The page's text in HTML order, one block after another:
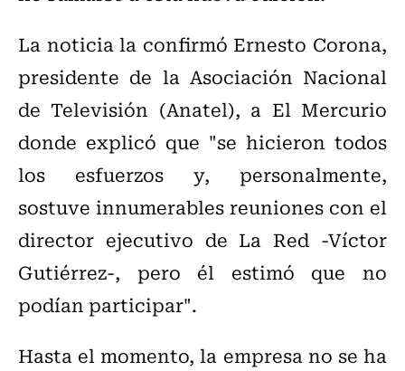
La noticia la confirmó Ernesto Corona,
presidente de la Asociación Nacional
de Televisión (Anatel), a El Mercurio
donde explicó que "se hicieron todos
los esfuerzos y, personalmente,
sostuve innumerables reuniones con el
director ejecutivo de La Red -Víctor
Gutiérrez-, pero él estimó que no
podían participar".
Hasta el momento, la empresa no se ha